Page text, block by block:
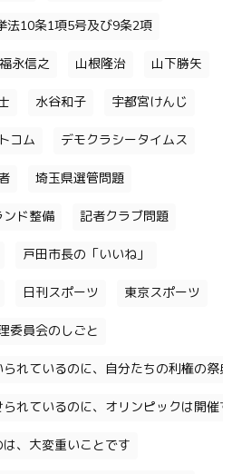
法10条1項5号及び9条2項
福永信之 山根隆治 山下勝矢
水谷和子 宇都宮けんじ
コム デモクラシータイムス
埼玉県選管問題
ンド整備 記者クラブ問題
戸田市長の「いいね」
日刊スポーツ 東京スポーツ
委員会のしごと
れているのに、自分たちの利権の祭
れているのに、オリンピックは開催
、大変重いことです